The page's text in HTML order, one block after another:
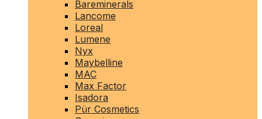
Bareminerals
Lancome
Loreal
Lumene
Nyx
Maybelline
MAC
Max Factor
Isadora
Pür Cosmetics